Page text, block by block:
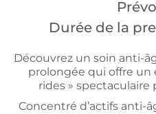
Durée de la
Découvrez un soin anti-
prolongée qui offre
rides » spectaculaire
Concentré d’actifs anti-